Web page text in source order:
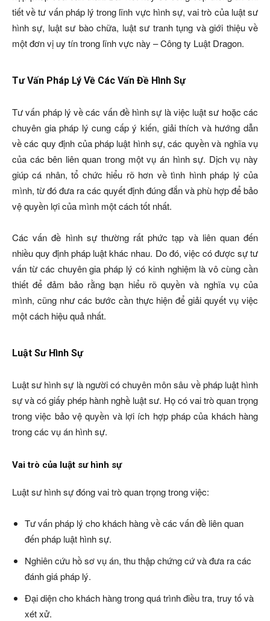
tiết về tư vấn pháp lý trong lĩnh vực hình sự, vai trò của luật sư
hình sự, luật sư bào chữa, luật sư tranh tụng và giới thiệu về
một đơn vị uy tín trong lĩnh vực này – Công ty Luật Dragon.
Tư Vấn Pháp Lý Về Các Vấn Đề Hình Sự
Tư vấn pháp lý về các vấn đề hình sự là việc luật sư hoặc các
chuyên gia pháp lý cung cấp ý kiến, giải thích và hướng dẫn
về các quy định của pháp luật hình sự, các quyền và nghĩa vụ
của các bên liên quan trong một vụ án hình sự. Dịch vụ này
giúp cá nhân, tổ chức hiểu rõ hơn về tình hình pháp lý của
mình, từ đó đưa ra các quyết định đúng đắn và phù hợp để bảo
vệ quyền lợi của mình một cách tốt nhất.
Các vấn đề hình sự thường rất phức tạp và liên quan đến
nhiều quy định pháp luật khác nhau. Do đó, việc có được sự tư
vấn từ các chuyên gia pháp lý có kinh nghiệm là vô cùng cần
thiết để đảm bảo rằng bạn hiểu rõ quyền và nghĩa vụ của
mình, cũng như các bước cần thực hiện để giải quyết vụ việc
một cách hiệu quả nhất.
Luật Sư Hình Sự
Luật sư hình sự là người có chuyên môn sâu về pháp luật hình
sự và có giấy phép hành nghề luật sư. Họ có vai trò quan trọng
trong việc bảo vệ quyền và lợi ích hợp pháp của khách hàng
trong các vụ án hình sự.
Vai trò của luật sư hình sự
Luật sư hình sự đóng vai trò quan trọng trong việc:
Tư vấn pháp lý cho khách hàng về các vấn đề liên quan
đến pháp luật hình sự.
Nghiên cứu hồ sơ vụ án, thu thập chứng cứ và đưa ra các
đánh giá pháp lý.
Đại diện cho khách hàng trong quá trình điều tra, truy tố và
xét xử.